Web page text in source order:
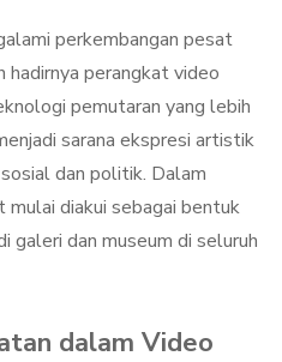
perkembangan pesat
perangkat video
pemutaran yang lebih
sarana ekspresi artistik
dan politik. Dalam
diakui sebagai bentuk
galeri dan museum di seluruh
dalam Video